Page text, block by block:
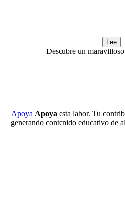
Lee
Descubre un maravilloso
Apoya Apoya esta labor. Tu
generando contenido educativo de